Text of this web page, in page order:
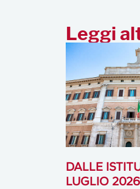
Leggi
DALLE
LUGLIO 2026